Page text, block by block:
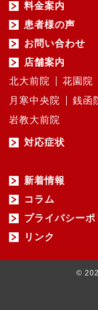
料金案内
患者様の声
お問い合わせ
店舗案内
北大前院
花園院
月寒中央院
銭函
岩教大前院
対応症状
新着情報
コラム
プライバシーポ
リンク
©